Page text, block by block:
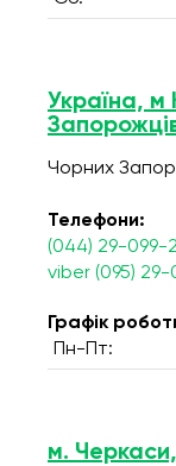
Україна, м
Чорних
Телефони:
(044) 29-099-
viber (095) 29-
Графік
Пн-Пт:
м.